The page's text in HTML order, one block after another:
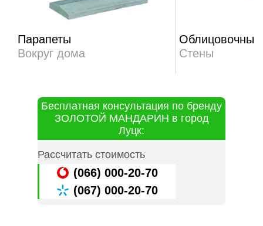
Парапеты
Вокруг дома
Облицовочный
Стены
Бесплатная консультация по бренду
ЗОЛОТОЙ МАНДАРИН в город
Луцк:
Рассчитать стоимость
(066) 000-20-70
(067) 000-20-70